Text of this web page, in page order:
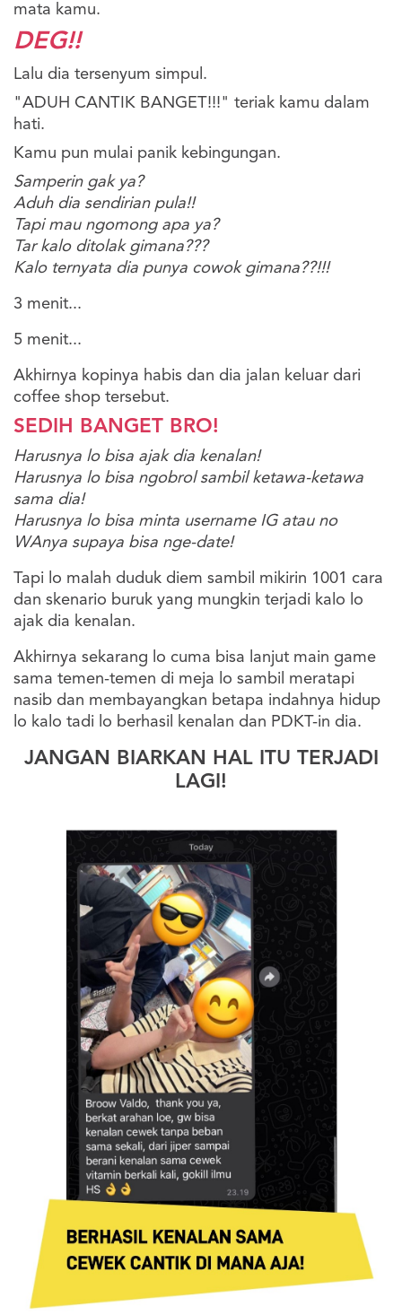
mata kamu.
DEG!!
Lalu dia tersenyum simpul.
"ADUH CANTIK BANGET!!!" teriak kamu dalam
hati.
Kamu pun mulai panik kebingungan.
Samperin gak ya?
Aduh dia sendirian pula!!
Tapi mau ngomong apa ya?
Tar kalo ditolak gimana???
Kalo ternyata dia punya cowok gimana??!!!
3 menit...
5 menit...
Akhirnya kopinya habis dan dia jalan keluar dari
coffee shop tersebut.
SEDIH BANGET BRO!
Harusnya lo bisa ajak dia kenalan!
Harusnya lo bisa ngobrol sambil ketawa-ketawa
sama dia!
Harusnya lo bisa minta username IG atau no
WAnya supaya bisa nge-date!
Tapi lo malah duduk diem sambil mikirin 1001 cara
dan skenario buruk yang mungkin terjadi kalo lo
ajak dia kenalan.
Akhirnya sekarang lo cuma bisa lanjut main game
sama temen-temen di meja lo sambil meratapi
nasib dan membayangkan betapa indahnya hidup
lo kalo tadi lo berhasil kenalan dan PDKT-in dia.
JANGAN BIARKAN HAL ITU TERJADI
LAGI!